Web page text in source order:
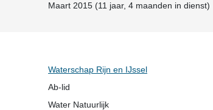
Maart 2015 (11 jaar, 4 maanden in dienst)
Waterschap Rijn en IJssel
Ab-lid
Water Natuurlijk